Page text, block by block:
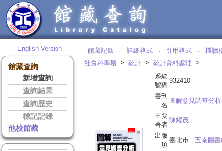
English Version
館藏查詢
新增查詢
查詢結果
查詢歷史
標記記錄
他校館藏
館藏記錄 ‧ 詳細格式 ‧ 引用格式 ‧
機讀
社會科學類 > 統計 > 統計資料處理 >
系統
號碼
932410
書刊
名
圖解意見調查分析
主要
著者
陳耀茂
出版
項
臺北市 : 五南圖書